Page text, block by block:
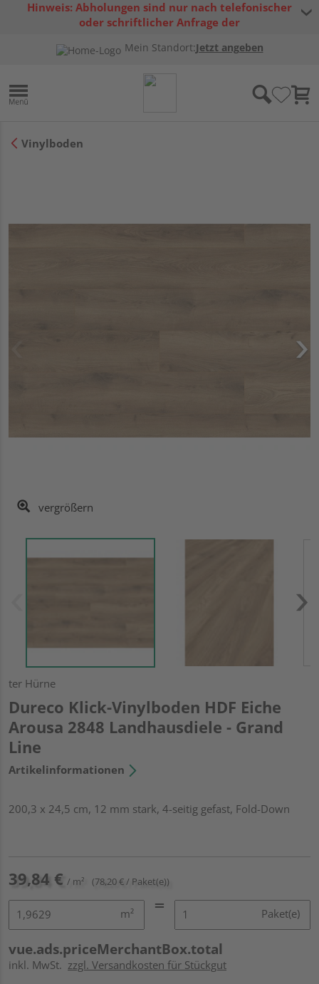
Hinweis: Abholungen sind nur nach telefonischer
oder schriftlicher Anfrage der
Mein Standort:Jetzt angeben
Vinylboden
vergrößern
ter Hürne
Dureco Klick-Vinylboden HDF Eiche
Arousa 2848 Landhausdiele - Grand
Line
Artikelinformationen
200,3 x 24,5 cm, 12 mm stark, 4-seitig gefast, Fold-Down
39,84 € / m² (78,20 € / Paket(e))
m² Paket(e)
vue.ads.priceMerchantBox.total
inkl. MwSt. zzgl. Versandkosten für Stückgut